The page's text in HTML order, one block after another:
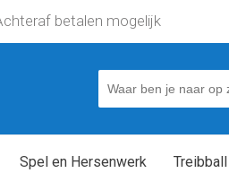
betalen mogelijk
Spel en Hersenwerk Treibball